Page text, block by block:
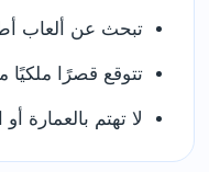
تبحث عن ألعاب
تتوقع قصرًا ملكيًا
لا تهتم بالعمارة